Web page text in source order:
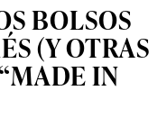
BOLSOS
(Y OTRAS
IN